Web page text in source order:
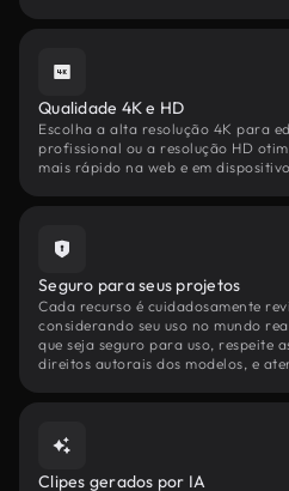
Qualidade 4K e HD
Escolha a alta resolução 4K para
profissional ou a resolução HD
mais rápido na web e em
Seguro para seus projetos
Cada recurso é cuidadosamente
considerando seu uso no mundo
que seja seguro para uso, respeite
direitos autorais dos modelos, e
Clipes gerados por IA